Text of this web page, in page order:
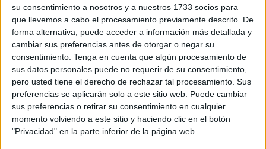
su consentimiento a nosotros y a nuestros 1733 socios para
que llevemos a cabo el procesamiento previamente descrito. De
forma alternativa, puede acceder a información más detallada y
cambiar sus preferencias antes de otorgar o negar su
consentimiento. Tenga en cuenta que algún procesamiento de
sus datos personales puede no requerir de su consentimiento,
pero usted tiene el derecho de rechazar tal procesamiento. Sus
preferencias se aplicarán solo a este sitio web. Puede cambiar
sus preferencias o retirar su consentimiento en cualquier
momento volviendo a este sitio y haciendo clic en el botón
"Privacidad" en la parte inferior de la página web.
DESCARGAR EN PDF